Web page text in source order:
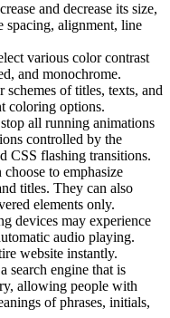
and decrease its size,
spacing, alignment, line
various color contrast
and monochrome.
of titles, texts, and
coloring options.
all running animations
controlled by the
CSS flashing transitions.
choose to emphasize
titles. They can also
elements only.
devices may experience
audio playing.
website instantly.
search engine that is
allowing people with
of phrases, initials,